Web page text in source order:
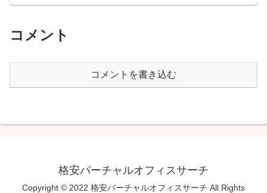
コメント
コメントを書き込む
格安バーチャルオフィスサーチ
Copyright © 2022 格安バーチャルオフィスサーチ All Rights